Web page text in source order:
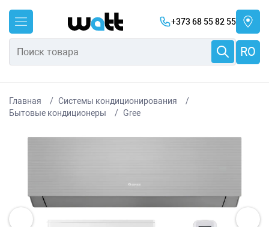
+373 68 55 82 55
RO
Главная
Системы кондиционирования
Бытовые кондиционеры
Gree